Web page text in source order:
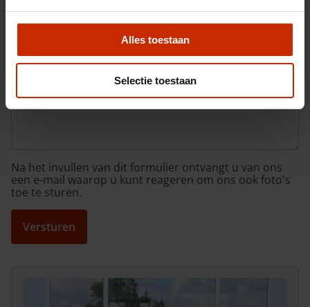
Alles toestaan
Selectie toestaan
Na het invullen van dit formulier ontvangt u van ons
een e-mail waarop u kunt reageren om ons ook foto's
toe te sturen.
Versturen